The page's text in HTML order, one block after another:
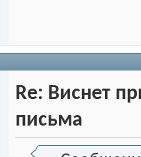
Re: Виснет
письма